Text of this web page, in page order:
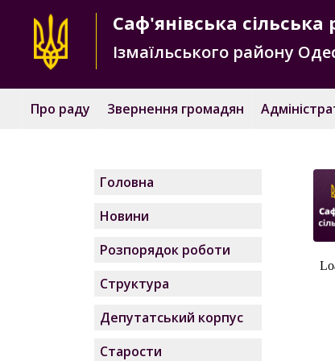
Саф'янівська сільська
Ізмаїльського району
Про раду Звернення громадян
Головна
Новини
Розпорядок роботи
Структура
Депутатський корпус
Старости